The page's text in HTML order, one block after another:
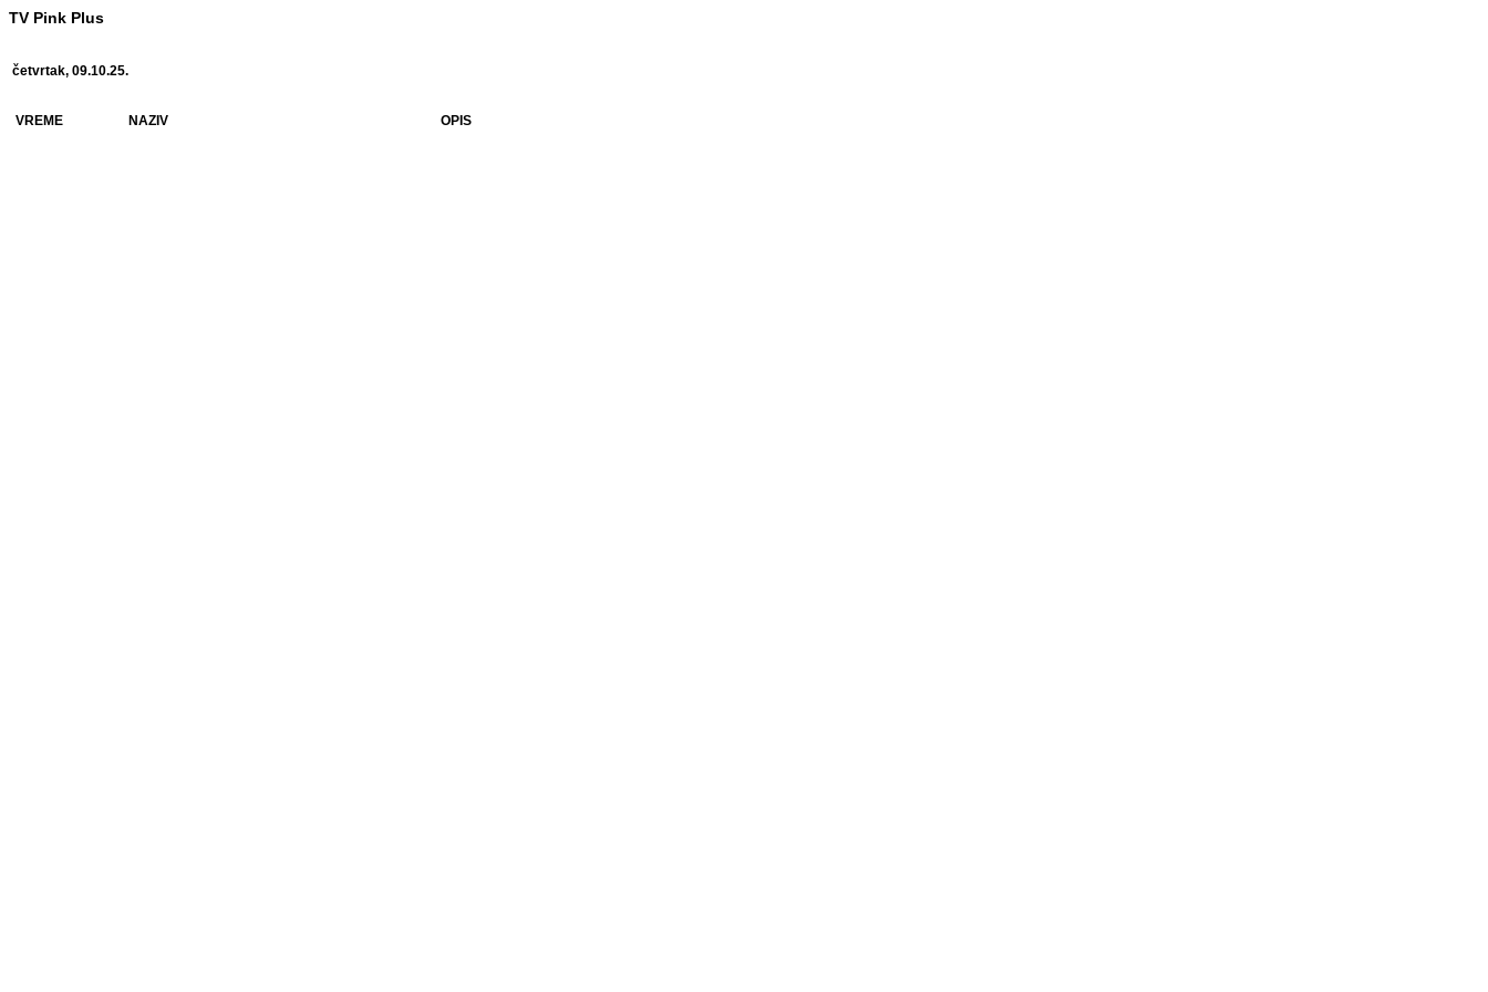
TV Pink Plus
četvrtak, 09.10.25.
VREME NAZIV OPIS